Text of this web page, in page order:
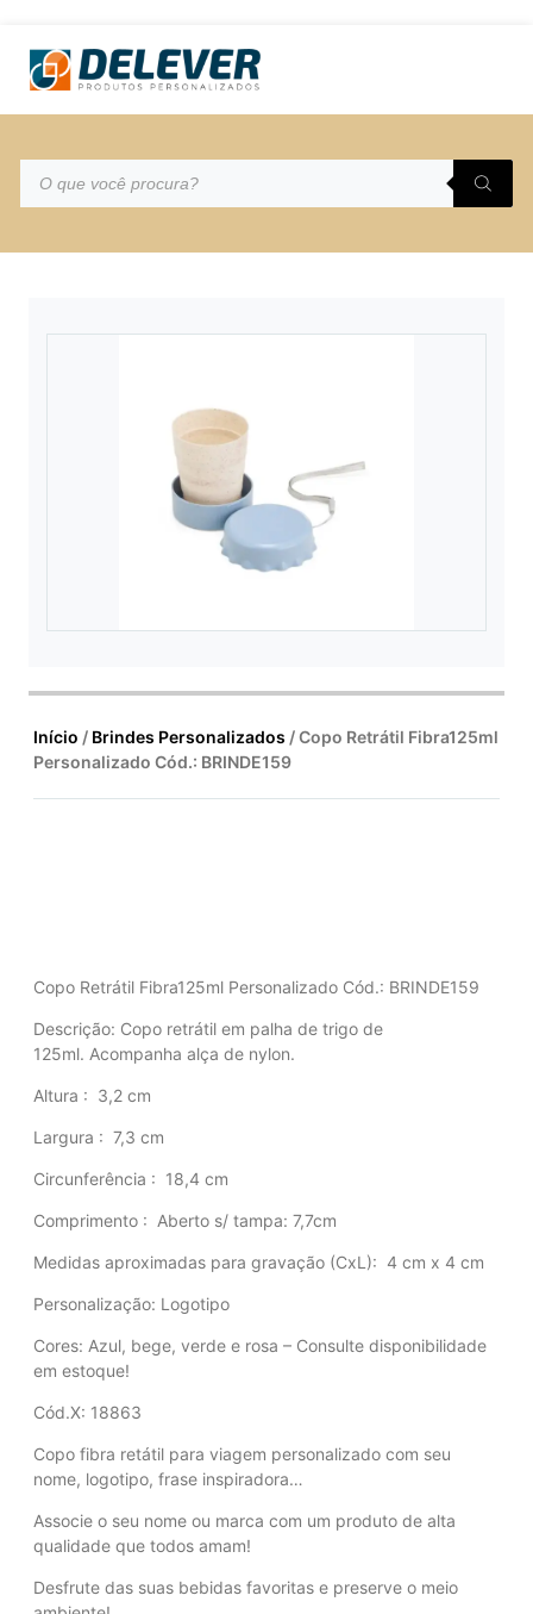
Início / Brindes Personalizados / Copo Retrátil Fibra125ml
Personalizado Cód.: BRINDE159
Copo Retrátil Fibra125ml Personalizado Cód.: BRINDE159
Descrição: Copo retrátil em palha de trigo de
125ml. Acompanha alça de nylon.
Altura : 3,2 cm
Largura : 7,3 cm
Circunferência : 18,4 cm
Comprimento : Aberto s/ tampa: 7,7cm
Medidas aproximadas para gravação (CxL): 4 cm x 4 cm
Personalização: Logotipo
Cores: Azul, bege, verde e rosa – Consulte disponibilidade
em estoque!
Cód.X: 18863
Copo fibra retátil para viagem personalizado com seu
nome, logotipo, frase inspiradora…
Associe o seu nome ou marca com um produto de alta
qualidade que todos amam!
Desfrute das suas bebidas favoritas e preserve o meio